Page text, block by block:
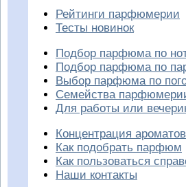
Рейтинги парфюмерии
Тесты новинок
Подбор парфюма по
Подбор парфюма по
Выбор парфюма по
Семейства
Для работы или
Концентрация ароматов
Как подобрать парфюм
Как пользоваться
Наши контакты